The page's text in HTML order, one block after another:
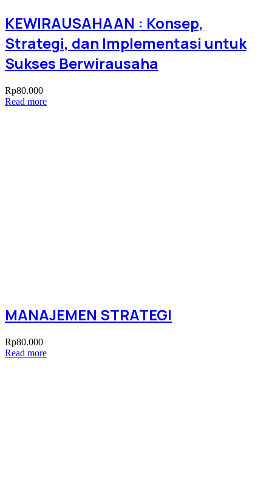
KEWIRAUSAHAAN : Konsep,
Strategi, dan Implementasi untuk
Sukses Berwirausaha
Rp80.000
Read more
MANAJEMEN STRATEGI
Rp80.000
Read more